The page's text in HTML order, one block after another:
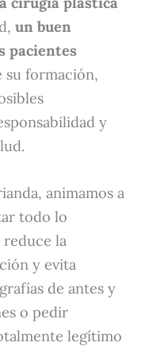
un buen
pacientes
su formación,
y
animamos a
todo lo
reduce la
y evita
de antes y
o pedir
legítimo